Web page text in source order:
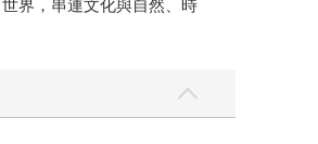
界，串連文化與自然、時